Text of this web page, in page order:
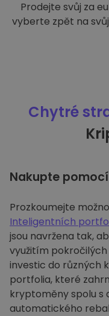
Prodejte svůj za
vyberte zpět na
Chytré
Nakupte pomocí
Prozkoumejte
Inteligentních
jsou navržena tak,
využitím
investic do různých
portfolia, které
kryptoměny spolu s
automatického